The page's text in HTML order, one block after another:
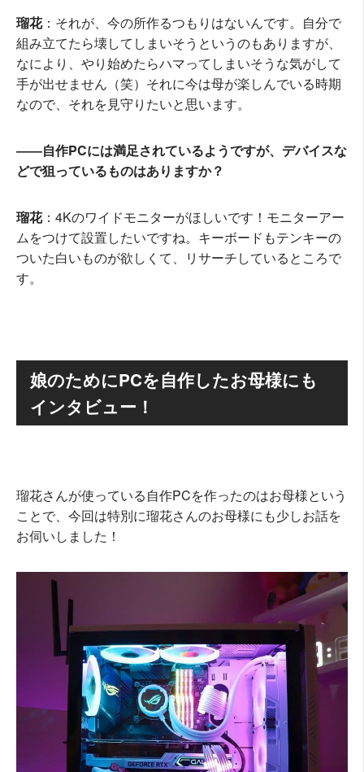
瑠花：それが、今の所作るつもりはないんです。自分で
組み立てたら壊してしまいそうというのもありますが、
なにより、やり始めたらハマってしまいそうな気がして
手が出せません（笑）それに今は母が楽しんでいる時期
なので、それを見守りたいと思います。
――自作PCには満足されているようですが、デバイスな
どで狙っているものはありますか？
瑠花：4Kのワイドモニターがほしいです！モニターアー
ムをつけて設置したいですね。キーボードもテンキーの
ついた白いものが欲しくて、リサーチしているところで
す。
娘のためにPCを自作したお母様にも
インタビュー！
瑠花さんが使っている自作PCを作ったのはお母様という
ことで、今回は特別に瑠花さんのお母様にも少しお話を
お伺いしました！